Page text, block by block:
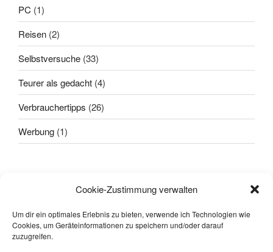
Cookie-Zustimmung verwalten
Um dir ein optimales Erlebnis zu bieten, verwende ich Technologien wie
Cookies, um Geräteinformationen zu speichern und/oder darauf
zuzugreifen.
PC (1)
Reisen (2)
Selbstversuche (33)
Teurer als gedacht (4)
Verbrauchertipps (26)
Werbung (1)
Dann kam einer, der wusste das